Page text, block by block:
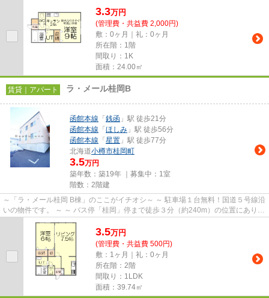
3.3万円
(管理費・共益費 2,000円)
敷：0ヶ月｜礼：0ヶ月
所在階：1階
間取り：1K
面積：24.00㎡
賃貸｜アパート ラ・メール桂岡B
函館本線 「 銭函 」駅 徒歩21分
函館本線 「 ほしみ 」駅 徒歩56分
函館本線 「 星置 」駅 徒歩77分
北海道小樽市桂岡町
3.5万円
築年数：築19年 ｜募集中： 1室
階数：2階建
～「ラ・メール桂岡 B棟」のここがイチオシ～ ～ 駐車場１台無料！国道５号線沿
いの物件です。 ～ ～ バス停「桂岡」停まで徒歩３分（約240m）の位置にありま
す。 ～ ～ ペット（小型...
3.5万円
(管理費・共益費 500円)
敷：1ヶ月｜礼：0ヶ月
所在階：2階
間取り：1LDK
面積：39.74㎡